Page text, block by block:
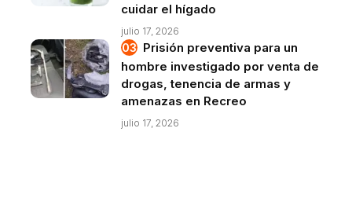
cuidar el hígado
julio 17, 2026
Prisión preventiva para un
hombre investigado por venta de
drogas, tenencia de armas y
amenazas en Recreo
julio 17, 2026